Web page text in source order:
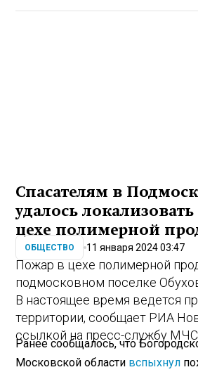
Спасателям в
удалось
цехе полимерной
ОБЩЕСТВО 11 января 2024 03:47
Пожар в цехе полимерной
подмосковном поселке
В настоящее время ведется
территории, сообщает РИА
ссылкой на пресс-службу
Ранее сообщалось, что
Московской области вспыхнул